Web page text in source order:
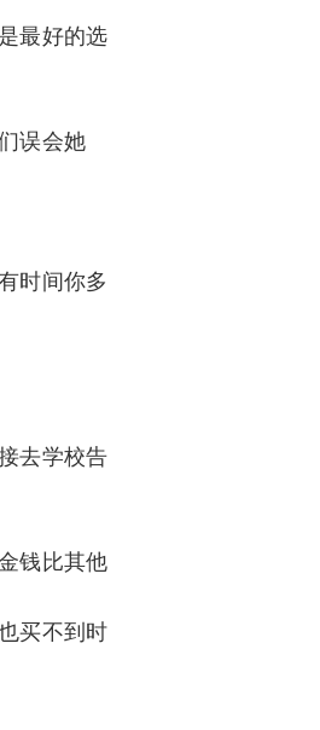
最好的选
误会她
时间你多
去学校告
钱比其他
买不到时